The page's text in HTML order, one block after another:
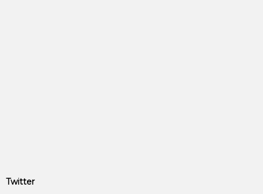
Twitter